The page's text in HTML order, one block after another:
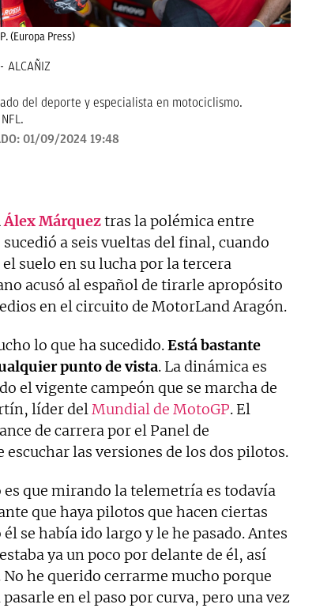
(Europa Press)
ALCAÑIZ
del deporte y especialista en motociclismo.
01/09/2024 19:48
Álex Márqueztras la polémica entre
a seis vueltas del final, cuando
suelo en su lucha por la tercera
acusó al español de tirarle apropósito
en el circuito de MotorLand Aragón.
lo que ha sucedido.Está bastante
punto de vista. La dinámica es
el vigente campeón que se marcha de
líder delMundial de MotoGP. El
de carrera por el Panel de
escuchar las versiones de los dos pilotos.
es que mirando la telemetría es todavía
que haya pilotos que hacen ciertas
se había ido largo y le he pasado. Antes
ya un poco por delante de él, así
he querido cerrarme mucho porque
en el paso por curva, pero una vez